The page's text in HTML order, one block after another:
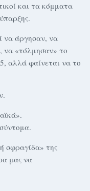
και τα κόμματα
να άργησαν, να
να «τόλμησαν» το
αλλά φαίνεται να το
σφραγίδα» της
μας να